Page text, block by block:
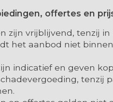
offertes en
zijn vrijblijvend, tenzij
het aanbod niet
indicatief en geven
tenzij